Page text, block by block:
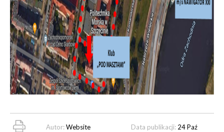
Autor:Website
Data publikacji: 24 Paź